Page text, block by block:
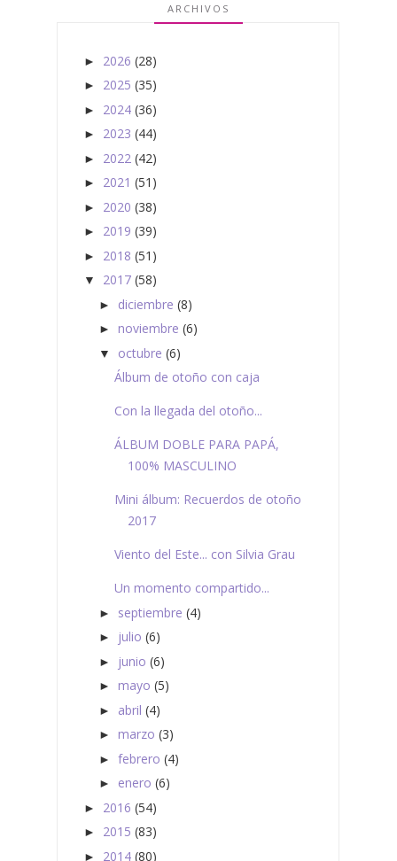
ARCHIVOS
► 2026 (28)
► 2025 (35)
► 2024 (36)
► 2023 (44)
► 2022 (42)
► 2021 (51)
► 2020 (38)
► 2019 (39)
► 2018 (51)
▼ 2017 (58)
► diciembre (8)
► noviembre (6)
▼ octubre (6)
Álbum de otoño con caja
Con la llegada del otoño...
ÁLBUM DOBLE PARA PAPÁ,
100% MASCULINO
Mini álbum: Recuerdos de otoño
2017
Viento del Este... con Silvia Grau
Un momento compartido...
► septiembre (4)
► julio (6)
► junio (6)
► mayo (5)
► abril (4)
► marzo (3)
► febrero (4)
► enero (6)
► 2016 (54)
► 2015 (83)
► 2014 (80)